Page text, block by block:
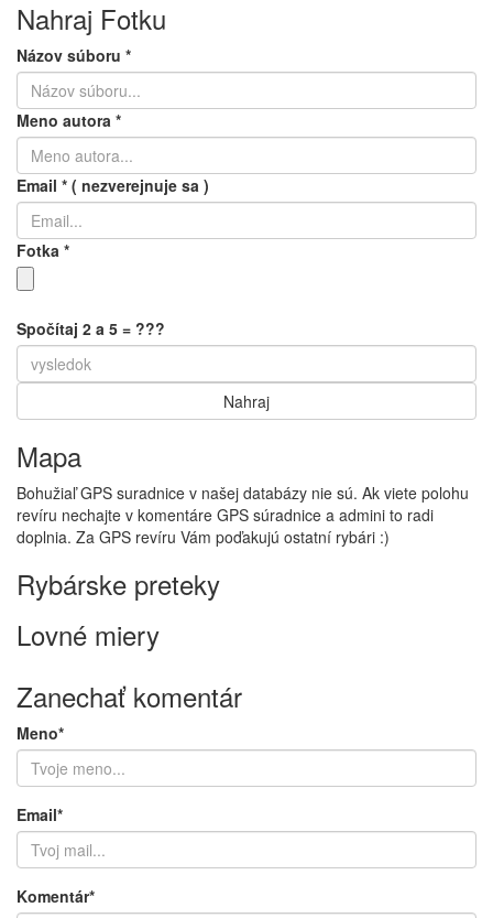
Nahraj Fotku
Názov súboru *
Meno autora *
Email * ( nezverejnuje sa )
Fotka *
Spočítaj 2 a 5 = ???
Mapa
Bohužiaľ GPS suradnice v našej databázy nie sú. Ak viete polohu
revíru nechajte v komentáre GPS súradnice a admini to radi
doplnia. Za GPS revíru Vám poďakujú ostatní rybári :)
Rybárske preteky
Lovné miery
Zanechať komentár
Meno*
Email*
Komentár*